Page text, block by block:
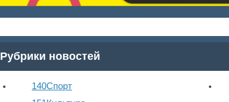
Рубрики новостей
140Спорт